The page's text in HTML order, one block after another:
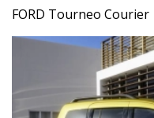
FORD Tourneo Courier